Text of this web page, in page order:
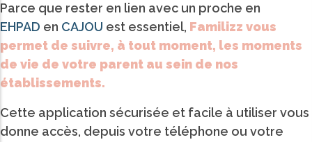
Parce que rester en lien avec un proche en
EHPAD en CAJOU est essentiel, Familizz vous
permet de suivre, à tout moment, les moments
de vie de votre parent au sein de nos
établissements.
Cette application sécurisée et facile à utiliser vous
donne accès, depuis votre téléphone ou votre